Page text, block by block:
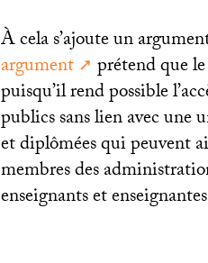
À cela s’ajoute un
argument
prétend que
puisqu’il rend possible
publics sans lien avec une
et diplômées qui peuvent
membres des
enseignants et